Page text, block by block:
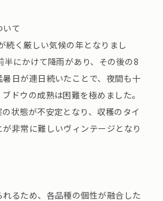
て
続く厳しい気候の年となりまし
半にかけて降雨があり、その後の8
日が連日続いたことで、夜間も十
ドウの成熟は困難を極めました。
状態が不安定となり、収穫のタイ
非常に難しいヴィンテージとなり
るため、各品種の個性が融合した